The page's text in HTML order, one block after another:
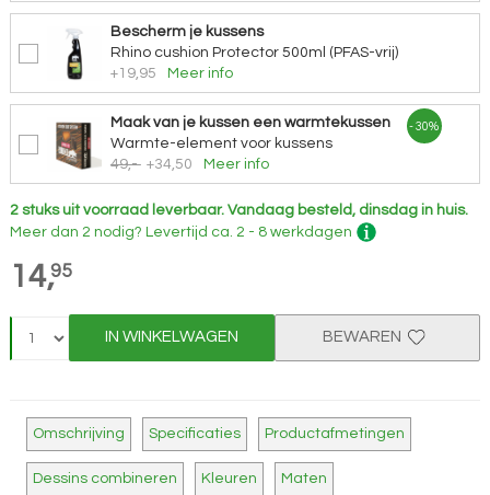
Bescherm je kussens
Rhino cushion Protector 500ml (PFAS-vrij)
+19,95
Meer info
Maak van je kussen een warmtekussen
Warmte-element voor kussens
49,- +34,50 Meer info
- 30%
2 stuks uit voorraad leverbaar. Vandaag besteld, dinsdag in huis.
Meer dan 2 nodig? Levertijd ca. 2 - 8 werkdagen
14,95
IN WINKELWAGEN BEWAREN
Omschrijving Specificaties Productafmetingen
Dessins combineren Kleuren Maten